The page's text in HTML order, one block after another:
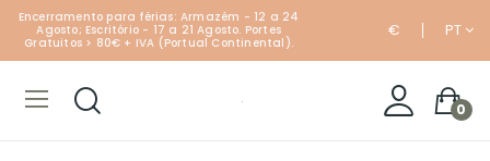
Encerramento para férias: Armazém - 12 a 24
Agosto; Escritório - 17 a 21 Agosto. Portes
Gratuitos > 80€ + IVA (Portual Continental).
€ PT
0